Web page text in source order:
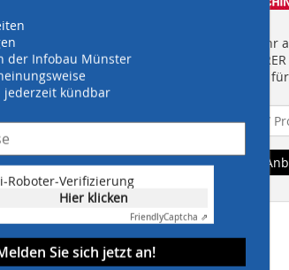
alphabetische
zu
Natürlich enthält
Eignung
die die
umfangreicher
heißt, gut
Praktikern
– wie in
der Infobau Münster
jederzeit kündbar
Roboter-Verifizierung
Hier klicken
FriendlyCaptcha ⇗
Sie sich jetzt an!
Finden Sie mehr
Suchmaschine